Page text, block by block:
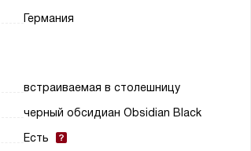
Германия
встраиваемая в столешницу
черный обсидиан Obsidian Black
Есть